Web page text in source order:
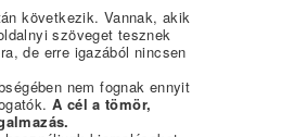
következik. Vannak, akik
szöveget tesznek
de erre igazából nincsen
nem fognak ennyit
A cél a tömör,